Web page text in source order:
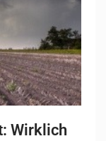
Wirklich